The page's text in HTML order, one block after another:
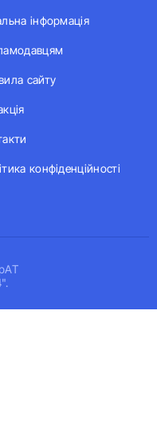
інформація
сайту
конфіденційності